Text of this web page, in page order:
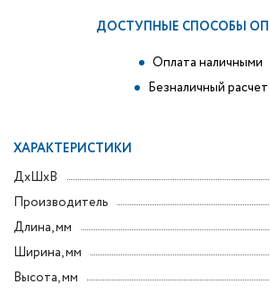
ДОСТУПНЫЕ СПОСОБЫ
Оплата наличными
Безналичный расчет
ХАРАКТЕРИСТИКИ
ДxШxВ
Производитель
Длина, мм
Ширина, мм
Высота, мм